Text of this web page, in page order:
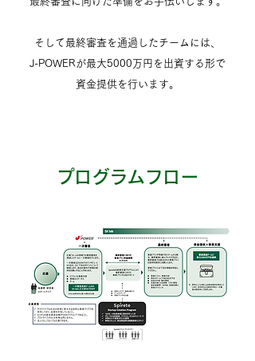
そして最終審査を通過したチームには、
J-POWERが最大5000万円を出資する形で
資金提供を行います。
​プログラムフロー